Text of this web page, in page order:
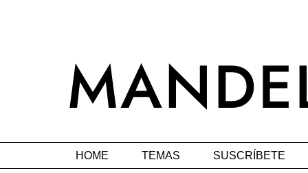
HOME TEMAS SUSCRÍBETE